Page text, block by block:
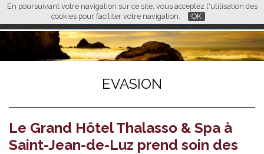
En poursuivant votre navigation sur ce site, vous acceptez l'utilisation des
cookies pour faciliter votre navigation.
OK
FR EN CN
L M
EVASION
Le Grand Hôtel Thalasso & Spa à
Saint-Jean-de-Luz prend soin des